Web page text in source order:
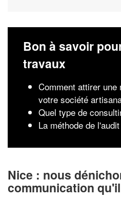
Bon à savoir
travaux
Comment attirer une
votre société
Quel type de
La méthode de
Nice : nous
communication